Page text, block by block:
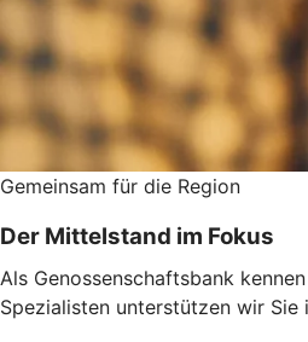
Gemeinsam für die Region
Der Mittelstand im Fokus
Als Genossenschaftsbank
Spezialisten unterstützen wir Sie